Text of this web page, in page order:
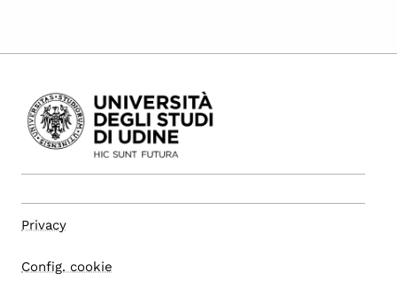
Privacy
Config. cookie